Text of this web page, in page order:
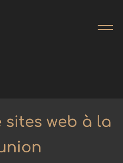
web à la